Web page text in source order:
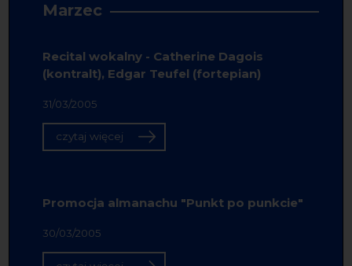
Marzec
Recital wokalny - Catherine Dagois
(kontralt), Edgar Teufel (fortepian)
31/03/2005
czytaj więcej
Promocja almanachu "Punkt po punkcie"
30/03/2005